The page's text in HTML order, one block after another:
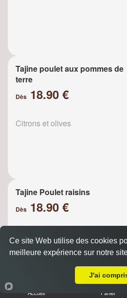
Tajine poulet aux pommes de
terre
Dès 18.90 €
Citrons et olives
Tajine Poulet raisins
Dès 18.90 €
Oignons
Accueil Panier
Ce site Web utilise des cookies
meilleure expérience sur notre
J'ai